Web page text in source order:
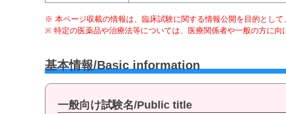
※ 本ページ収載の情報は、臨床試験に関する情報公開を目的とし
※ 特定の医薬品や治療法等については、医療関係者や一般の方に向
基本情報/Basic information
一般向け試験名/Public title